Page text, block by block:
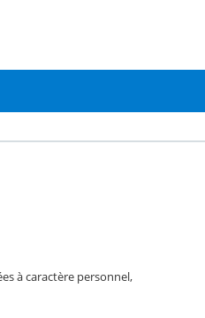
à caractère personnel,